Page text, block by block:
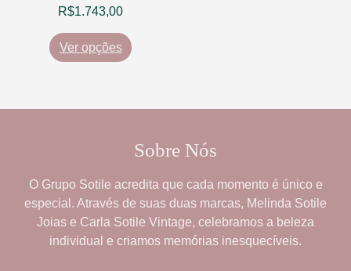
R$1.743,00
Ver opções
Sobre Nós
O Grupo Sotile acredita que cada momento é único e
especial. Através de suas duas marcas, Melinda Sotile
Joias e Carla Sotile Vintage, celebramos a beleza
individual e criamos memórias inesquecíveis.